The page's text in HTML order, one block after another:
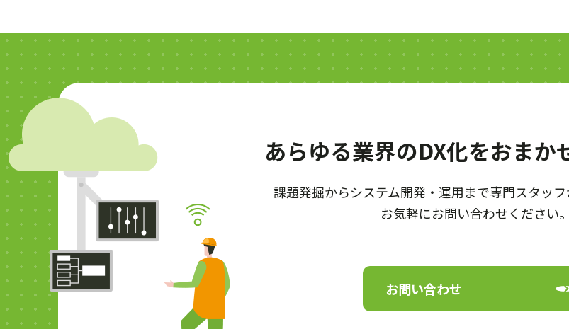
あらゆる業界のDX化をおまか
課題発掘からシステム開発・運用まで専門スタッフ
お気軽にお問い合わせください。
お問い合わせ